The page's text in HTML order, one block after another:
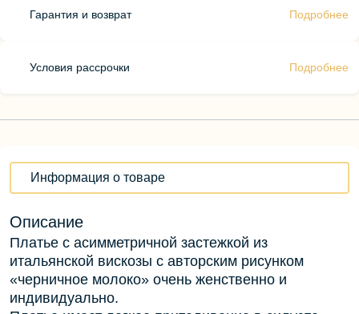
Гарантия и возврат Подробнее
Условия рассрочки Подробнее
Информация о товаре
Описание
Платье с асимметричной застежкой из
итальянской вискозы с авторским рисунком
«черничное молоко» очень женственно и
индивидуально.